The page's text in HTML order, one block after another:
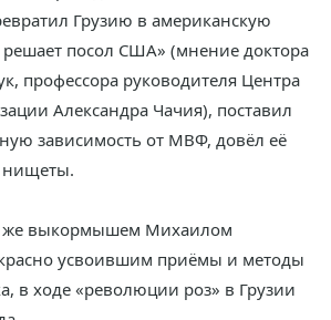
Грузию в американскую
посол США» (мнение доктора
профессора руководителя Центра
Александра Чачия), поставил
зависимость от МВФ, довёл её
нищеты.
же выкормышем Михаилом
усвоившим приёмы и методы
в ходе «революции роз» в Грузии